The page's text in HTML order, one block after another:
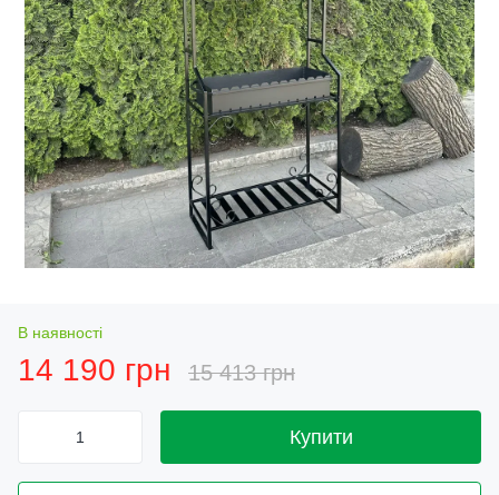
В наявності
14 190 грн 15 413 грн
Купити